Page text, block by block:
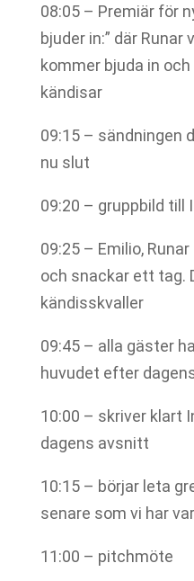
08:05 – Premiär för
bjuder in:” där Runar
kommer bjuda in
kändisar
09:15 – sändningen
nu slut
09:20 – gruppbild till
09:25 – Emilio,
och snackar ett tag.
kändisskvaller
09:45 – alla gäster
huvudet efter
10:00 – skriver klart
dagens avsnitt
10:15 – börjar leta
senare som vi har
11:00 – pitchmöte